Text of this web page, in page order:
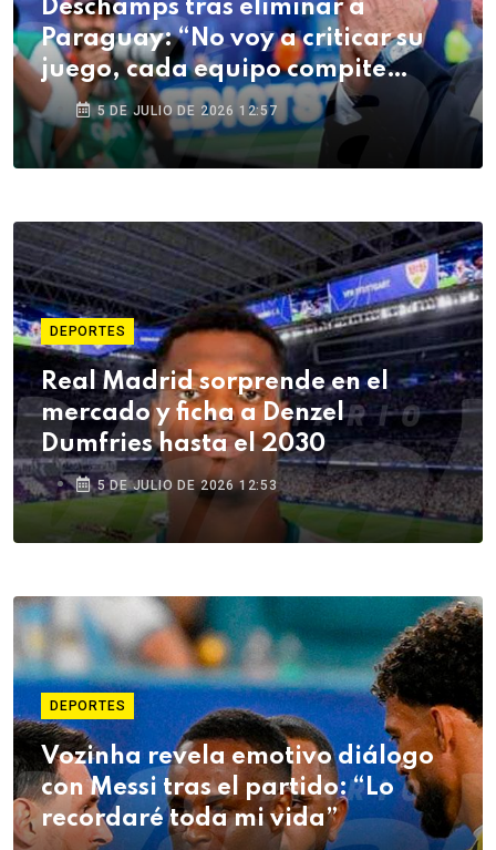
Deschamps tras eliminar a
Paraguay: “No voy a criticar su
juego, cada equipo compite
como quiere”
5 DE JULIO DE 2026 12:57
DEPORTES
Real Madrid sorprende en el
mercado y ficha a Denzel
Dumfries hasta el 2030
5 DE JULIO DE 2026 12:53
DEPORTES
Vozinha revela emotivo diálogo
con Messi tras el partido: “Lo
recordaré toda mi vida”